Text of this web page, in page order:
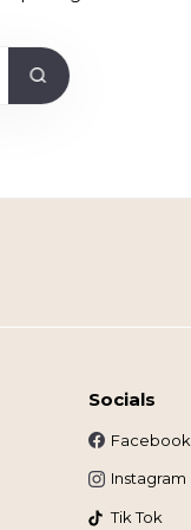
Socials
Facebook
Instagram
Tik Tok